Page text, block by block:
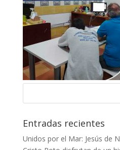
Entradas recientes
Unidos por el Mar: Jesús de